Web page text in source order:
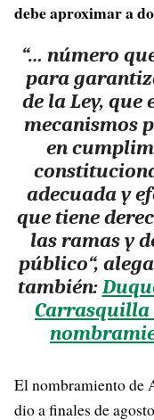
debe aproximar a
“… número
para
de la Ley, que
mecanismos
en
adecuada y
que tiene
las ramas y
público“,
también:
Carrasquilla
El nombramiento de
dio a finales de